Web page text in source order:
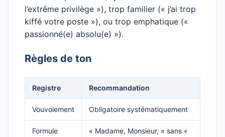
l’extrême privilège »), trop familier (« j’ai trop
kiffé votre poste »), ou trop emphatique («
passionné(e) absolu(e) »).
Règles de ton
Registre Recommandation
Vouvoiement Obligatoire systématiquement
Formule
« Madame, Monsieur, » sans «